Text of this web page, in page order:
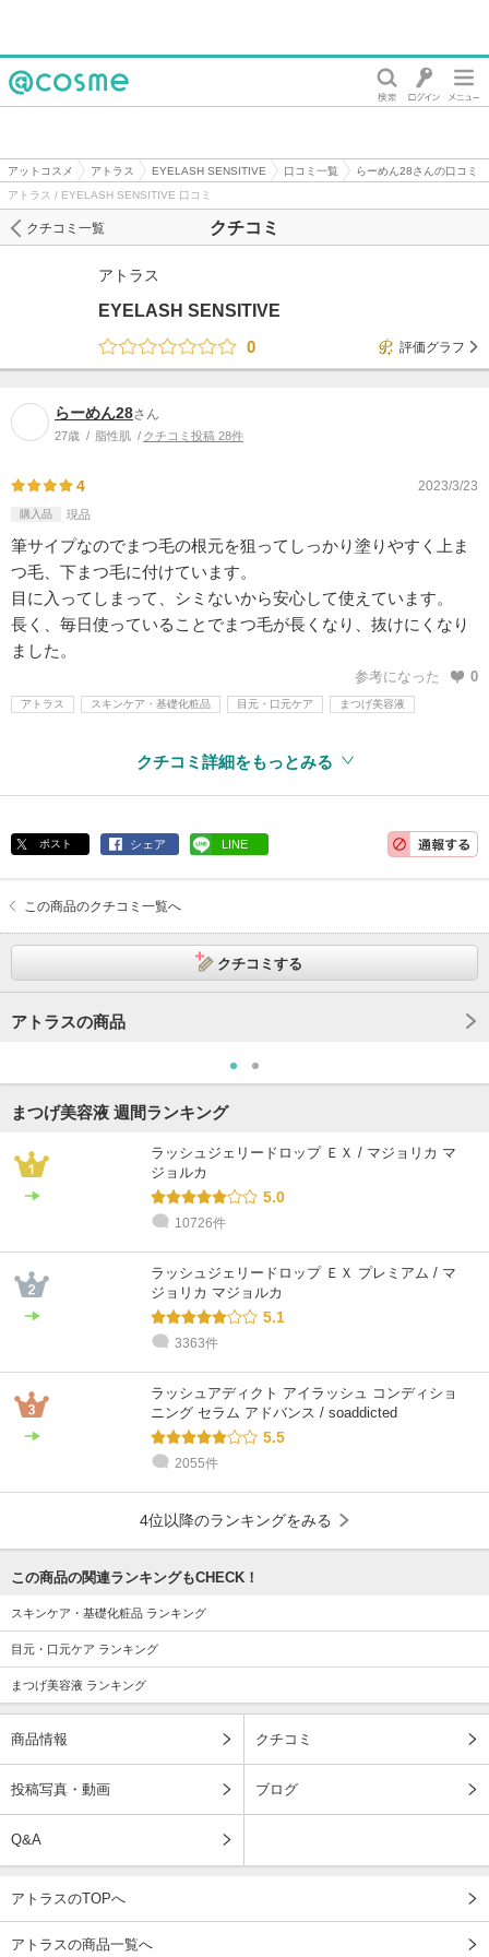
アットコスメ アトラス EYELASH SENSITIVE 口コミ一覧
らーめん28さんの口コミ
アトラス / EYELASH SENSITIVE 口コミ
クチコミ
クチコミ一覧
アトラス
EYELASH SENSITIVE
0
評価グラフ
らーめん28さん
27歳 脂性肌 クチコミ投稿 28件
4 2023/3/23
購入品 現品
筆サイプなのでまつ毛の根元を狙ってしっかり塗りやすく上ま
つ毛、下まつ毛に付けています。
目に入ってしまって、シミないから安心して使えています。
長く、毎日使っていることでまつ毛が長くなり、抜けにくなり
ました。
参考になった 0
アトラス スキンケア・基礎化粧品 目元・口元ケア まつげ美容液
クチコミ詳細をもっとみる
ポスト シェア LINE
この商品のクチコミ一覧へ
クチコミする
アトラスの商品
まつげ美容液 週間ランキング
ラッシュジェリードロップ ＥＸ / マジョリカ マ
ジョルカ
5.0
10726件
ラッシュジェリードロップ ＥＸ プレミアム / マ
ジョリカ マジョルカ
5.1
3363件
ラッシュアディクト アイラッシュ コンディショ
ニング セラム アドバンス / soaddicted
5.5
2055件
4位以降のランキングをみる
この商品の関連ランキングもCHECK！
スキンケア・基礎化粧品 ランキング
目元・口元ケア ランキング
まつげ美容液 ランキング
商品情報 クチコミ
投稿写真・動画 ブログ
Q&A
アトラスのTOPへ
アトラスの商品一覧へ